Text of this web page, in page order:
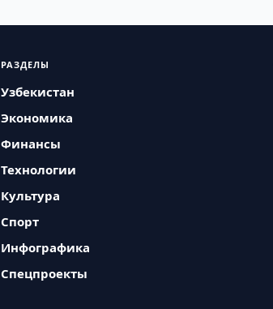
РАЗДЕЛЫ
Узбекистан
Экономика
Финансы
Технологии
Культура
Спорт
Инфографика
Спецпроекты